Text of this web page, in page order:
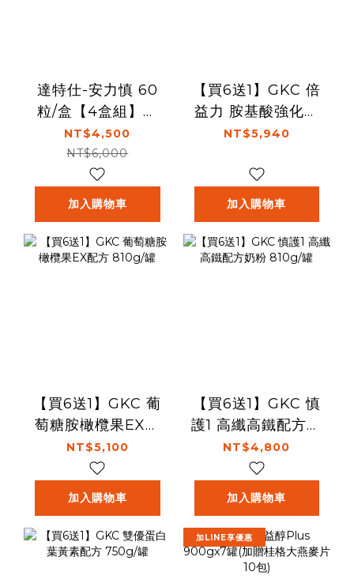
達特仕-安力慎 60
粒/盒【4盒組】加
贈舒特膚AD滋養乳
液295ml一瓶
NT$4,500
NT$6,000
加入購物車
【買6送1】GKC 倍
益力 胺基酸強化配
方奶粉 880g/罐
NT$5,940
加入購物車
【買6送1】GKC 葡
萄糖胺橄欖果EX配
方 810g/罐
NT$5,100
加入購物車
【買6送1】GKC 慎
護1 高纖高鐵配方奶
粉 810g/罐
NT$4,800
加入購物車
加LINE享優惠